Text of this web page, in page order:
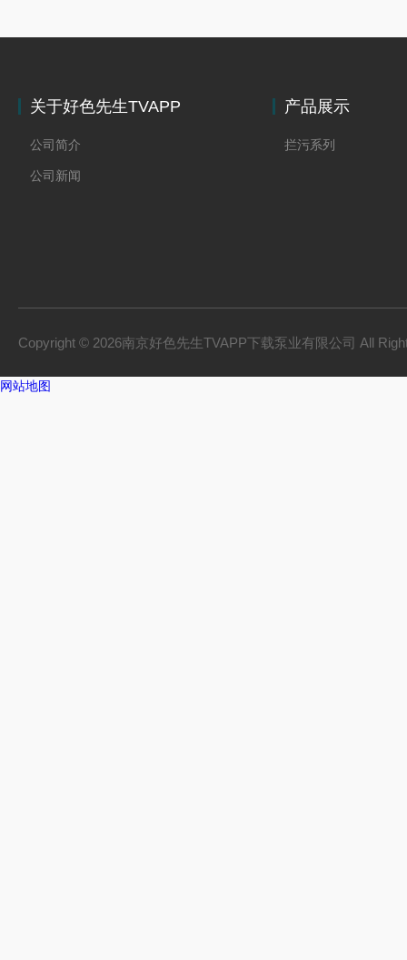
关于好色先生TVAPP
公司简介
公司新闻
产品展示
拦污系列
Copyright © 2026南京好色先生TVAPP下载泵业有限公司 All
网站地图